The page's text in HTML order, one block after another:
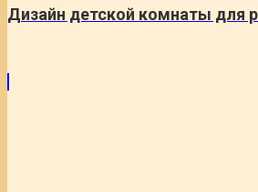
Дизайн детской комнаты для